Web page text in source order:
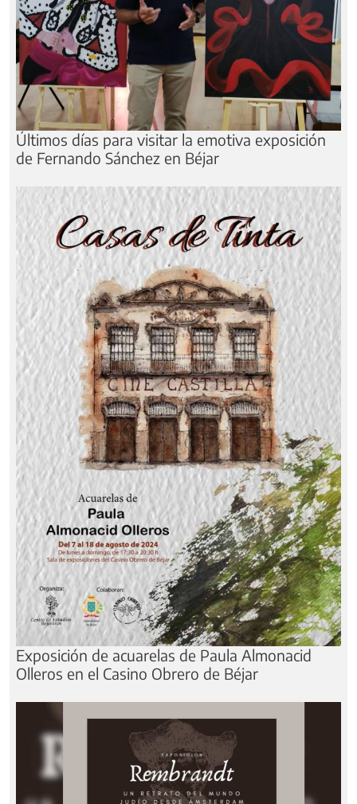
Últimos días para visitar la emotiva exposición
de Fernando Sánchez en Béjar
Exposición de acuarelas de Paula Almonacid
Olleros en el Casino Obrero de Béjar